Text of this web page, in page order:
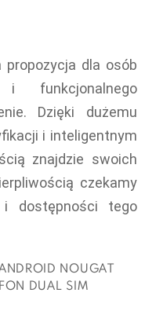
propozycja dla osób
i funkcjonalnego
Dzięki dużemu
i inteligentnym
znajdzie swoich
czekamy
i dostępności tego
NOUGAT
DUAL SIM